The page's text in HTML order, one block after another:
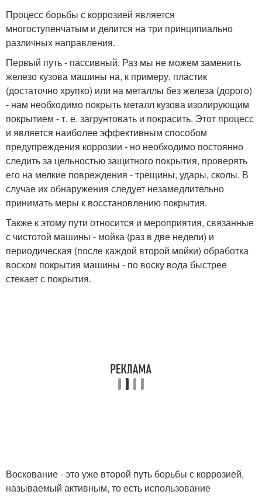
Процесс борьбы с коррозией является
многоступенчатым и делится на три принципиально
различных направления.
Первый путь - пассивный. Раз мы не можем заменить
железо кузова машины на, к примеру, пластик
(достаточно хрупко) или на металлы без железа (дорого)
- нам необходимо покрыть металл кузова изолирующим
покрытием - т. е. загрунтовать и покрасить. Этот процесс
и является наиболее эффективным способом
предупреждения коррозии - но необходимо постоянно
следить за цельностью защитного покрытия, проверять
его на мелкие повреждения - трещины, удары, сколы. В
случае их обнаружения следует незамедлительно
принимать меры к восстановлению покрытия.
Также к этому пути относится и мероприятия, связанные
с чистотой машины - мойка (раз в две недели) и
периодическая (после каждой второй мойки) обработка
воском покрытия машины - по воску вода быстрее
стекает с покрытия.
Воскование - это уже второй путь борьбы с коррозией,
называемый активным, то есть использование